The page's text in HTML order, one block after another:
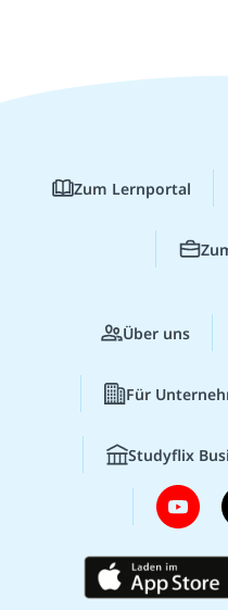
Zum Lernportal
Über uns
Für
Studyflix